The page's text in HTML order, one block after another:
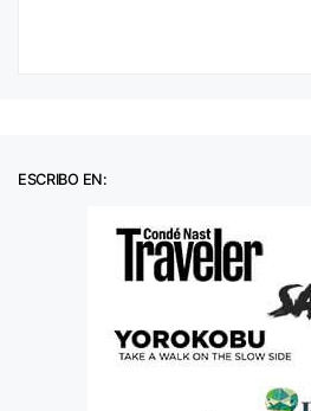
ESCRIBO EN: